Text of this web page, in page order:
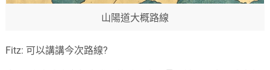
山陽道大概路線
Fitz: 可以講講今次路線?